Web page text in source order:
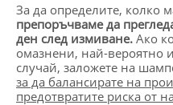
За да определите, колко
препоръчваме да
ден след измиване. Ако
омазнени, най-вероятно
случай, заложете на
за да балансирате на
предотвратите риска от